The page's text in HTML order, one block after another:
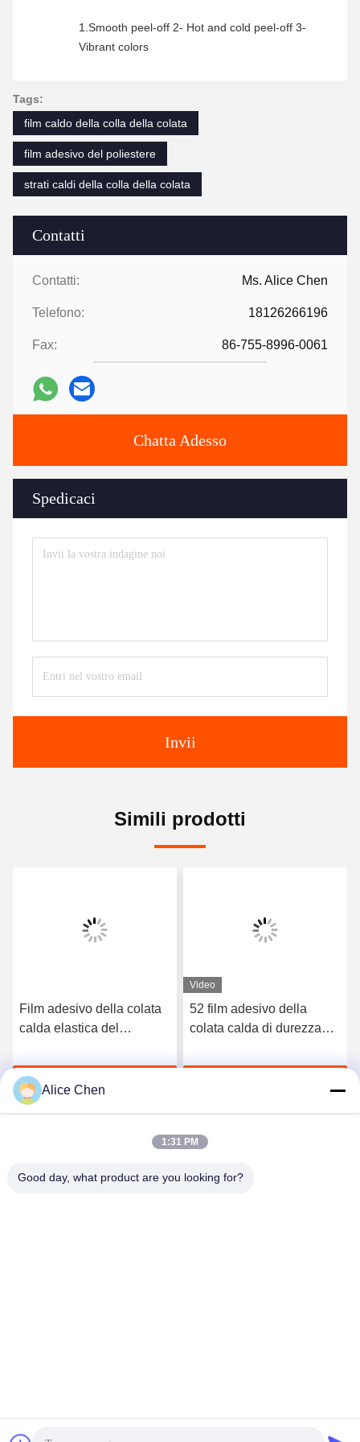
Contatti
Contatti: Ms. Alice Chen
Telefono: 18126266196
Fax: 86-755-8996-0061
Chatta Adesso
Spedicaci
Invii
1.Smooth peel-off 2- Hot and cold peel-off 3-
Vibrant colors
Tags:
film caldo della colla della colata
film adesivo del poliestere
strati caldi della colla della colata
Simili prodotti
Film adesivo della colata
calda elastica del
qualità
Chatta Adesso
Video
52 film adesivo della
colata calda di durezza
biancheria intima senza
Alice Chen
1:31 PM
Good day, what product are you looking for?